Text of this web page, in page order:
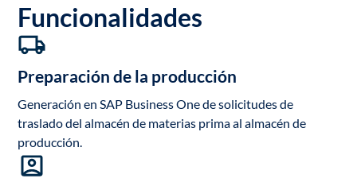
Funcionalidades
Preparación de la producción
Generación en SAP Business One de solicitudes de
traslado del almacén de materias prima al almacén de
producción.